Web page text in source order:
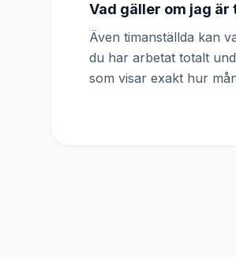
Vad gäller om jag är
Även timanställda kan
du har arbetat totalt
som visar exakt hur